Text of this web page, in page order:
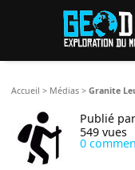
Accueil > Médias >Granite
Publié
549 vues
0